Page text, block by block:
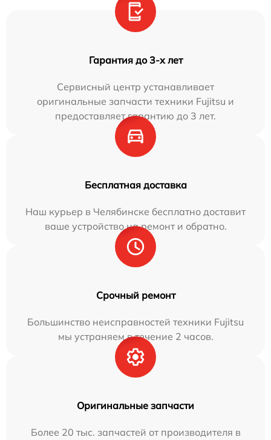
Гарантия до 3-х лет
Сервисный центр устанавливает
оригинальные запчасти техники Fujitsu и
предоставляет гарантию до 3 лет.
Бесплатная доставка
Наш курьер в Челябинске бесплатно доставит
ваше устройство на ремонт и обратно.
Срочный ремонт
Большинство неисправностей техники Fujitsu
мы устраняем в течение 2 часов.
Оригинальные запчасти
Более 20 тыс. запчастей от производителя в